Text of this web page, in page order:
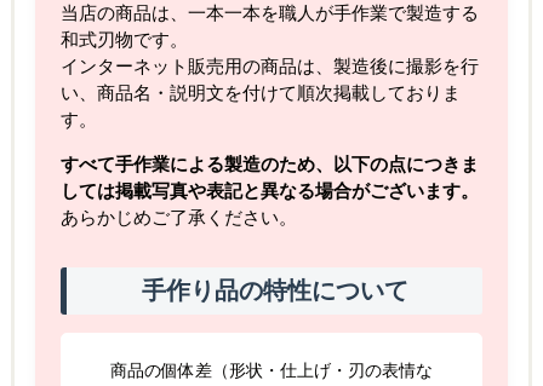
当店の商品は、一本一本を職人が手作業で製造する
和式刃物です。
インターネット販売用の商品は、製造後に撮影を行
い、商品名・説明文を付けて順次掲載しておりま
す。
すべて手作業による製造のため、以下の点につきま
しては掲載写真や表記と異なる場合がございます。
あらかじめご了承ください。
手作り品の特性について
商品の個体差（形状・仕上げ・刃の表情な